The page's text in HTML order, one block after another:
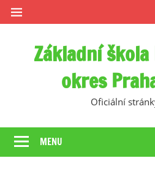
Skip
to
Základní
okres
Oficiální
MENU